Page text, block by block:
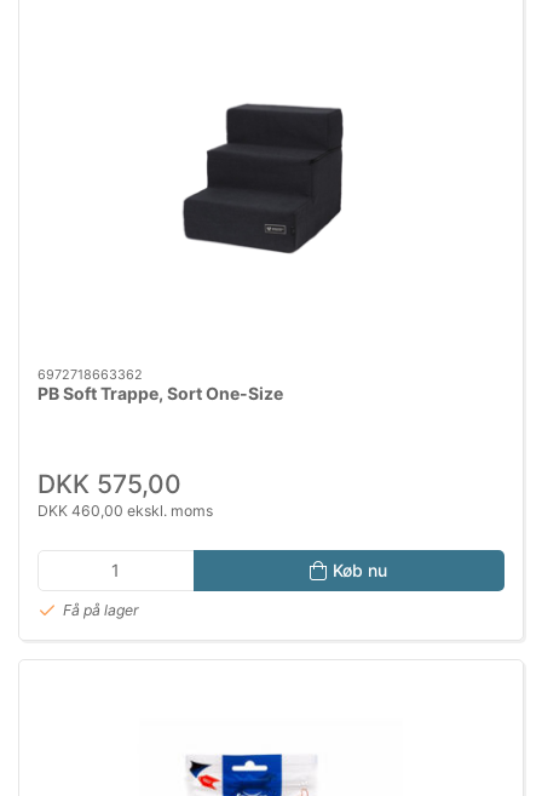
6972718663362
PB Soft Trappe, Sort One-Size
DKK 575,00
DKK 460,00 ekskl. moms
Køb nu
Få på lager